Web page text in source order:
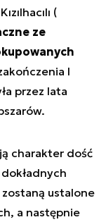
(
ze
I
przez lata
charakter dość
ustalone
a następnie